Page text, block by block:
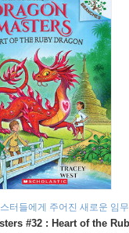
터들에게 주어진 새로운 임무